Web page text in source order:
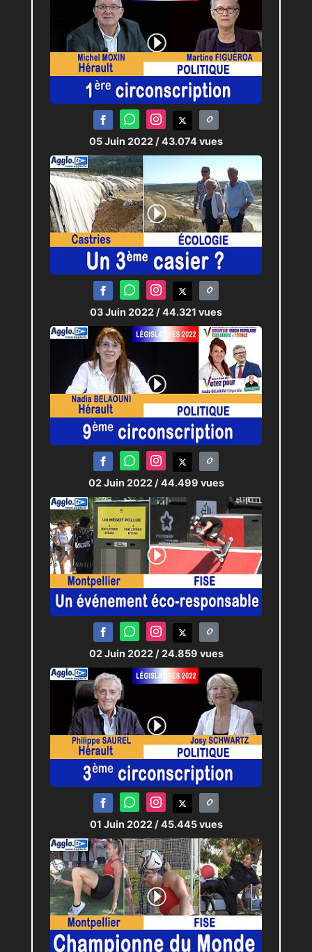
05 Juin 2022 / 43.074 vues
03 Juin 2022 / 44.321 vues
02 Juin 2022 / 44.499 vues
02 Juin 2022 / 24.859 vues
01 Juin 2022 / 45.445 vues